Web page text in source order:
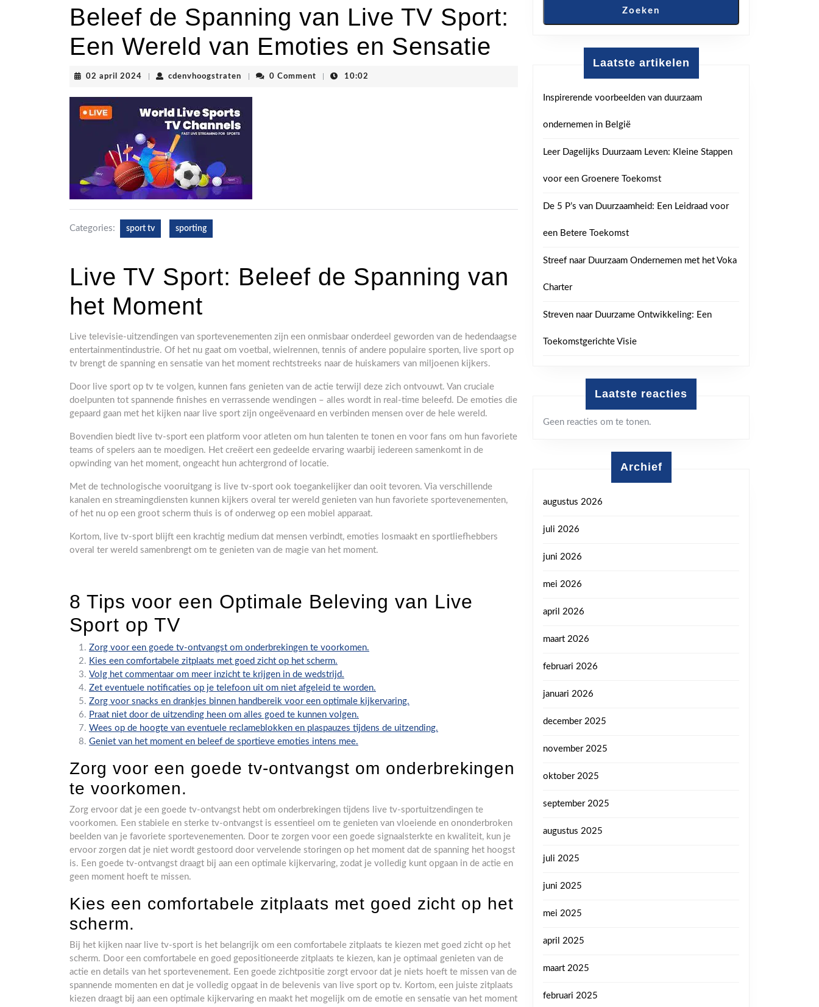
Beleef de Spanning van Live TV Sport:
Een Wereld van Emoties en Sensatie
02 april 2024 02
2024
cdenvhoogstraten cdenvhoogstraten
0 Comment 10:02
Categories: sport tv sporting
Live TV Sport: Beleef de Spanning van
het Moment
Live televisie-uitzendingen van sportevenementen zijn een onmisbaar onderdeel geworden van de hedendaagse
entertainmentindustrie. Of het nu gaat om voetbal, wielrennen, tennis of andere populaire sporten, live sport op
tv brengt de spanning en sensatie van het moment rechtstreeks naar de huiskamers van miljoenen kijkers.
Door live sport op tv te volgen, kunnen fans genieten van de actie terwijl deze zich ontvouwt. Van cruciale
doelpunten tot spannende finishes en verrassende wendingen – alles wordt in real-time beleefd. De emoties die
gepaard gaan met het kijken naar live sport zijn ongeëvenaard en verbinden mensen over de hele wereld.
Bovendien biedt live tv-sport een platform voor atleten om hun talenten te tonen en voor fans om hun favoriete
teams of spelers aan te moedigen. Het creëert een gedeelde ervaring waarbij iedereen samenkomt in de
opwinding van het moment, ongeacht hun achtergrond of locatie.
Met de technologische vooruitgang is live tv-sport ook toegankelijker dan ooit tevoren. Via verschillende
kanalen en streamingdiensten kunnen kijkers overal ter wereld genieten van hun favoriete sportevenementen,
of het nu op een groot scherm thuis is of onderweg op een mobiel apparaat.
Kortom, live tv-sport blijft een krachtig medium dat mensen verbindt, emoties losmaakt en sportliefhebbers
overal ter wereld samenbrengt om te genieten van de magie van het moment.
8 Tips voor een Optimale Beleving van Live
Sport op TV
Zorg voor een goede tv-ontvangst om onderbrekingen te voorkomen.
Kies een comfortabele zitplaats met goed zicht op het scherm.
Volg het commentaar om meer inzicht te krijgen in de wedstrijd.
Zet eventuele notificaties op je telefoon uit om niet afgeleid te worden.
Zorg voor snacks en drankjes binnen handbereik voor een optimale kijkervaring.
Praat niet door de uitzending heen om alles goed te kunnen volgen.
Wees op de hoogte van eventuele reclameblokken en plaspauzes tijdens de uitzending.
Geniet van het moment en beleef de sportieve emoties intens mee.
Zorg voor een goede tv-ontvangst om onderbrekingen
te voorkomen.
Zorg ervoor dat je een goede tv-ontvangst hebt om onderbrekingen tijdens live tv-sportuitzendingen te
voorkomen. Een stabiele en sterke tv-ontvangst is essentieel om te genieten van vloeiende en ononderbroken
beelden van je favoriete sportevenementen. Door te zorgen voor een goede signaalsterkte en kwaliteit, kun je
ervoor zorgen dat je niet wordt gestoord door vervelende storingen op het moment dat de spanning het hoogst
is. Een goede tv-ontvangst draagt bij aan een optimale kijkervaring, zodat je volledig kunt opgaan in de actie en
geen moment hoeft te missen.
Kies een comfortabele zitplaats met goed zicht op het
scherm.
Bij het kijken naar live tv-sport is het belangrijk om een comfortabele zitplaats te kiezen met goed zicht op het
scherm. Door een comfortabele en goed gepositioneerde zitplaats te kiezen, kan je optimaal genieten van de
actie en details van het sportevenement. Een goede zichtpositie zorgt ervoor dat je niets hoeft te missen van de
spannende momenten en dat je volledig opgaat in de belevenis van live sport op tv. Kortom, een juiste zitplaats
kiezen draagt bij aan een optimale kijkervaring en maakt het mogelijk om de emotie en sensatie van het moment
Zoeken
Laatste artikelen
Inspirerende voorbeelden van duurzaam
ondernemen in België
Leer Dagelijks Duurzaam Leven: Kleine Stappen
voor een Groenere Toekomst
De 5 P’s van Duurzaamheid: Een Leidraad voor
een Betere Toekomst
Streef naar Duurzaam Ondernemen met het Voka
Charter
Streven naar Duurzame Ontwikkeling: Een
Toekomstgerichte Visie
Laatste reacties
Geen reacties om te tonen.
Archief
augustus 2026
juli 2026
juni 2026
mei 2026
april 2026
maart 2026
februari 2026
januari 2026
december 2025
november 2025
oktober 2025
september 2025
augustus 2025
juli 2025
juni 2025
mei 2025
april 2025
maart 2025
februari 2025